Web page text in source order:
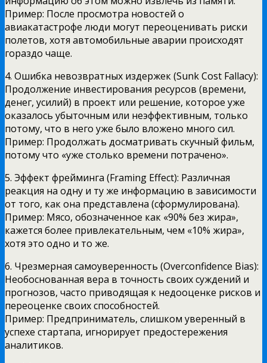
Пример: После просмотра новостей о
авиакатастрофе люди могут переоценивать риски
полетов, хотя автомобильные аварии происходят
гораздо чаще.
4. Ошибка невозвратных издержек (Sunk Cost Fallacy):
Продолжение инвестирования ресурсов (времени,
денег, усилий) в проект или решение, которое уже
оказалось убыточным или неэффективным, только
потому, что в него уже было вложено много сил.
Пример: Продолжать досматривать скучный фильм,
потому что «уже столько времени потрачено».
5. Эффект фрейминга (Framing Effect): Различная
реакция на одну и ту же информацию в зависимости
от того, как она представлена (сформулирована).
Пример: Мясо, обозначенное как «90% без жира»,
кажется более привлекательным, чем «10% жира»,
хотя это одно и то же.
6. Чрезмерная самоуверенность (Overconfidence Bias):
Необоснованная вера в точность своих суждений и
прогнозов, часто приводящая к недооценке рисков и
переоценке своих способностей.
Пример: Предприниматель, слишком уверенный в
успехе стартапа, игнорирует предостережения
аналитиков.